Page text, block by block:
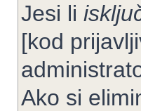
Jesi li
[kod
Ako si